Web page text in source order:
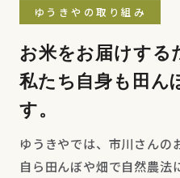
ゆうきやの取り組み
お米をお届けする
私たち自身も田ん
す。
ゆうきやでは、市川さんの
自ら田んぼや畑で自然農法